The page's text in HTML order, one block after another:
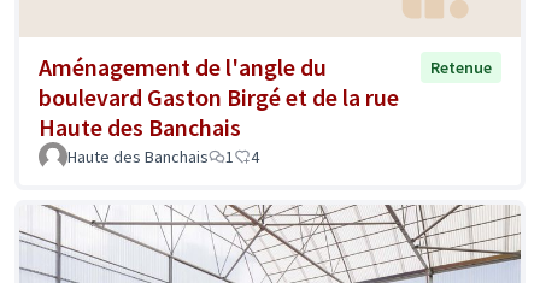
Aménagement de l'angle du
boulevard Gaston Birgé et de la rue
Haute des Banchais
Retenue
Haute des Banchais 1 4